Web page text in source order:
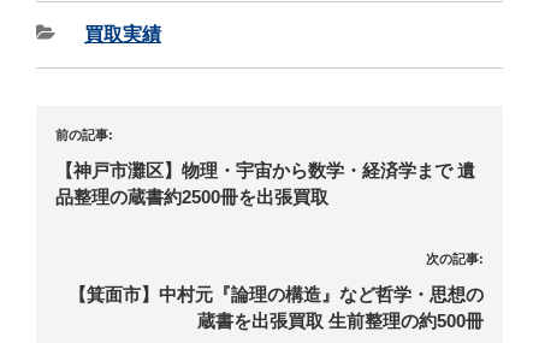
買取実績
前の記事:
【神戸市灘区】物理・宇宙から数学・経済学まで 遺
品整理の蔵書約2500冊を出張買取
次の記事:
【箕面市】中村元『論理の構造』など哲学・思想の
蔵書を出張買取 生前整理の約500冊